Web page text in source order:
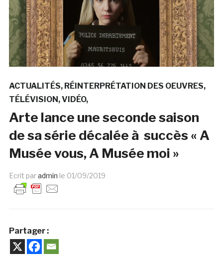
ACTUALITÉS RÉINTERPRÉTATION DES OEUVRES
TÉLÉVISION VIDÉO
Arte lance une seconde saison
de sa série décalée à succès « A
Musée vous, A Musée moi »
Ecrit paradmin le 01/09/2019
Partager :